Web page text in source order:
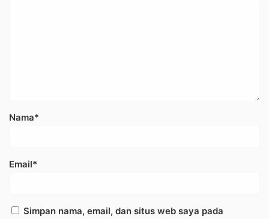
Nama*
Email*
Simpan nama, email, dan situs web saya pada